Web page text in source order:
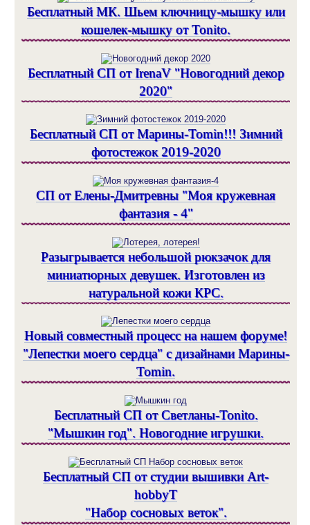
Бесплатный МК. Шьем ключницу-мышку или
кошелек-мышку от Tonito.
Бесплатный СП от IrenaV "Новогодний декор
2020"
Бесплатный СП от Марины-Tomin!!! Зимний
фотостежок 2019-2020
СП от Елены-Дмитревны "Моя кружевная
фантазия - 4"
Разыгрывается небольшой рюкзачок для
миниатюрных девушек. Изготовлен из
натуральной кожи КРС.
Новый совместный процесс на нашем форуме!
"Лепестки моего сердца" с дизайнами Марины-
Tomin.
Бесплатный СП от Светланы-Tonito.
"Мышкин год". Новогодние игрушки.
Бесплатный СП от студии вышивки Art-
hobbyT
"Набор сосновых веток".